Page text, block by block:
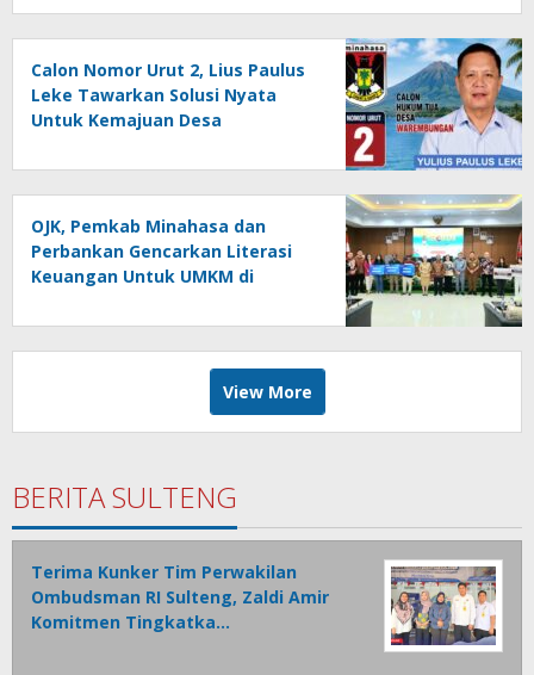
Calon Nomor Urut 2, Lius Paulus
Leke Tawarkan Solusi Nyata
Untuk Kemajuan Desa
OJK, Pemkab Minahasa dan
Perbankan Gencarkan Literasi
Keuangan Untuk UMKM di
View More
BERITA SULTENG
Terima Kunker Tim Perwakilan
Ombudsman RI Sulteng, Zaldi Amir
Komitmen Tingkatka…